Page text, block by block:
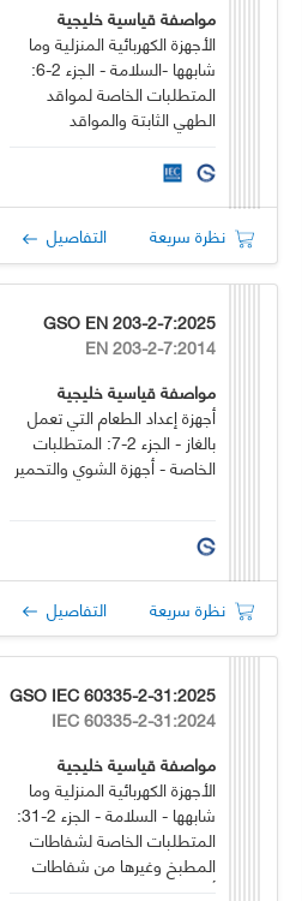
مواصفة قياسية خليجية
الأجهزة الكهربائية المنزلية وما
شابهها -السلامة - الجزء 2-6:
المتطلبات الخاصة لمواقد
الطهي الثابتة والمواقد
المسطحة والأفران والأجهزة
المشابهة
نظرة سريعة التفاصيل
GSO EN 203-2-7:2025
EN 203-2-7:2014
مواصفة قياسية خليجية
أجهزة إعداد الطعام التي تعمل
بالغاز - الجزء 2-7: المتطلبات
الخاصة - أجهزة الشوي والتحمير
نظرة سريعة التفاصيل
GSO IEC 60335-2-31:2025
IEC 60335-2-31:2024
مواصفة قياسية خليجية
الأجهزة الكهربائية المنزلية وما
شابهها - السلامة - الجزء 2-31:
المتطلبات الخاصة لشفاطات
المطبخ وغيرها من شفاطات
أبخرة الطهي